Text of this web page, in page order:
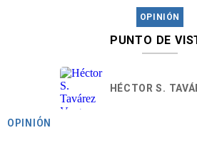
OPINIÓN
PUNTO DE
HÉCTOR S.
OPINIÓN